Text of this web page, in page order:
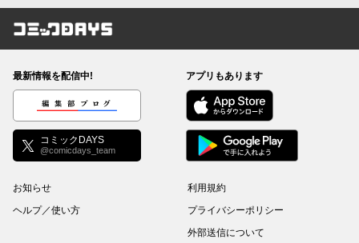
コミックDAYS
最新情報を配信中!
編集部ブログ
コミックDAYS
@comicdays_team
アプリもあります
お知らせ
ヘルプ／使い方
利用規約
プライバシーポリシー
外部送信について